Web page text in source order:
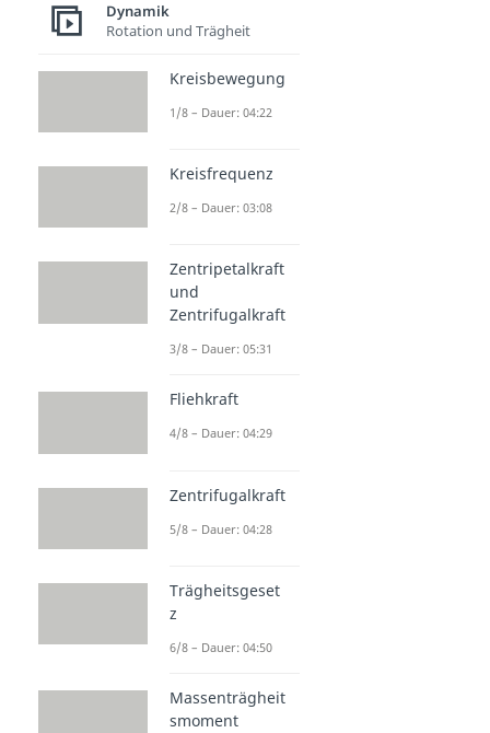
Dynamik
Rotation und Trägheit
Kreisbewegung
1/8 – Dauer: 04:22
Kreisfrequenz
2/8 – Dauer: 03:08
Zentripetalkraft
und
Zentrifugalkraft
3/8 – Dauer: 05:31
Fliehkraft
4/8 – Dauer: 04:29
Zentrifugalkraft
5/8 – Dauer: 04:28
Trägheitsgeset
z
6/8 – Dauer: 04:50
Massenträgheit
smoment